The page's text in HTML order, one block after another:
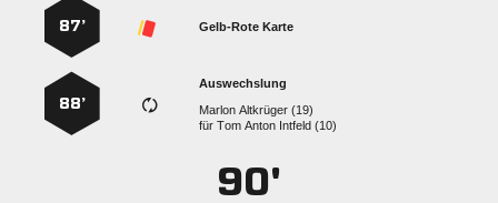
Gelb-Rote Karte
87’
Auswechslung
  
für   
88’
90'